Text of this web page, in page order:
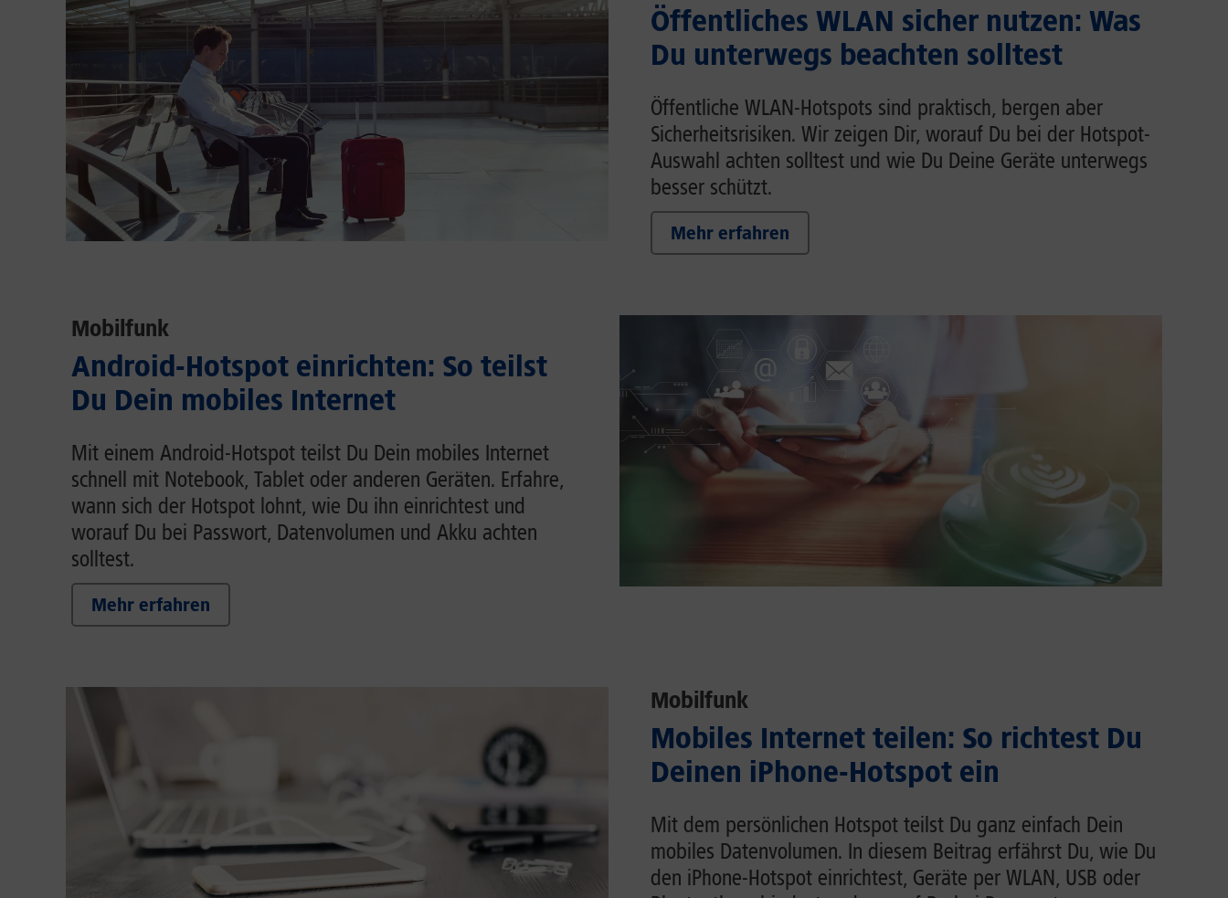
Öffentliches WLAN sicher nutzen: Was
Du unterwegs beachten solltest
Öffentliche WLAN-Hotspots sind praktisch, bergen aber
Sicherheitsrisiken. Wir zeigen Dir, worauf Du bei der Hotspot-
Auswahl achten solltest und wie Du Deine Geräte unterwegs
besser schützt.
Mehr erfahren
Mobilfunk
Android-Hotspot einrichten: So teilst
Du Dein mobiles Internet
Mit einem Android-Hotspot teilst Du Dein mobiles Internet
schnell mit Notebook, Tablet oder anderen Geräten. Erfahre,
wann sich der Hotspot lohnt, wie Du ihn einrichtest und
worauf Du bei Passwort, Datenvolumen und Akku achten
solltest.
Mehr erfahren
Mobilfunk
Mobiles Internet teilen: So richtest Du
Deinen iPhone-Hotspot ein
Mit dem persönlichen Hotspot teilst Du ganz einfach Dein
mobiles Datenvolumen. In diesem Beitrag erfährst Du, wie Du
den iPhone-Hotspot einrichtest, Geräte per WLAN, USB oder